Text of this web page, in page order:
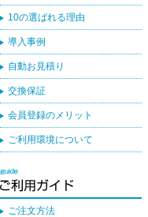
10の選ばれる理由
導入事例
自動お見積り
交換保証
会員登録のメリット
ご利用環境について
ご注文方法